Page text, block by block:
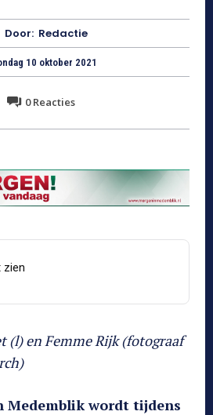
Door: Redactie
10 oktober 2021
0Reacties
zien
(l) en Femme Rijk (fotograaf
Medemblik wordt tijdens